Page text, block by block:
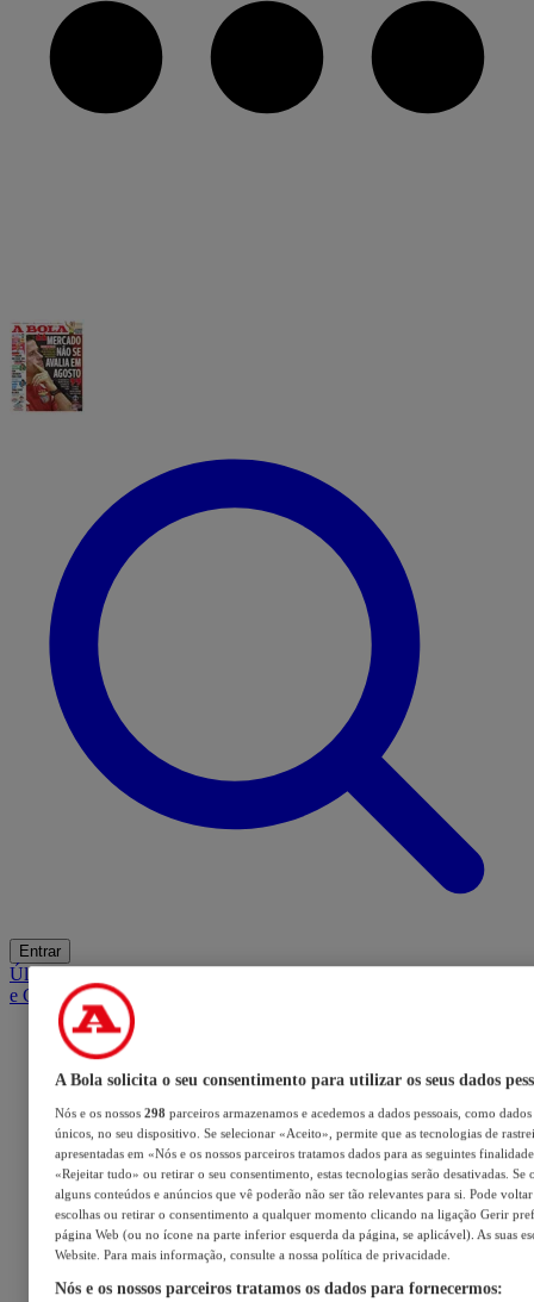
Entrar
ÚltimasMercadoOpiniãoiGaming HubA BOLA SUGEREBarba
e Cabelo
A Bola solicita o seu consentimento para utilizar os seus dados
Nós e os nossos 298 parceiros armazenamos e acedemos a dados pessoais, como
únicos, no seu dispositivo. Se selecionar «Aceito», permite que as tecnologias de
apresentadas em «Nós e os nossos parceiros tratamos dados para as seguintes
«Rejeitar tudo» ou retirar o seu consentimento, estas tecnologias serão desativadas. Se
alguns conteúdos e anúncios que vê poderão não ser tão relevantes para si. Pode voltar
escolhas ou retirar o consentimento a qualquer momento clicando na ligação Gerir
página Web (ou no ícone na parte inferior esquerda da página, se aplicável). As suas
Website. Para mais informação, consulte a nossa política de privacidade.
Nós e os nossos parceiros tratamos os dados para fornecermos: